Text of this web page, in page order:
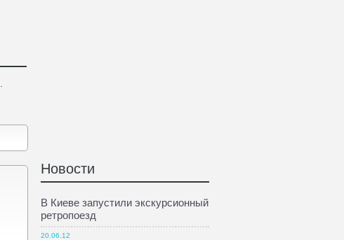
Новости
В Киеве запустили экскурсионный
ретропоезд
20.06.12